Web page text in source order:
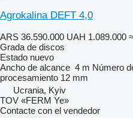
Agrokalina DEFT 4,0
ARS 36.590.000 UAH 1.089.000
Grada de discos
Estado nuevo
Ancho de alcance 4 m Número
procesamiento 12 mm
Ucrania, Kyiv
TOV «FERM Ye»
Contacte con el vendedor